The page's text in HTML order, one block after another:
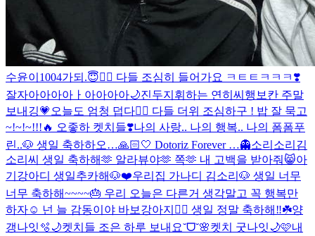
수윤이1004가되.😇❤️‍🔥 다들 조심히 들어가요 ㅋㅌㅌㅋㅋㅋ❣️
잘자아아아아ㅏ아아아아🌙진두지휘하는 연히씨 행보칸 주말
보내깅💗 오늘도 엄청 덥다❤️‍🔥 다들 더위 조심하구 ! 밥 잘 묵고
~!~!~!!!🔥 오좋하 켓치들❣️나의 사랑.. 나의 행복.. 나의 폼폼푸
린..🐶 생일 축하하오…🙏🏻🤍 Dotoriz Forever …👻소리소리김
소리씨 생일 축하해🫶 알라뷰야🫶 쪽🫶 내 고백을 받아줘😸아
기강아디 생일추카해🐶❤️우리집 가나디 김소리🐶 생일 너무
너무 축하해~~~~🎂 우리 오늘은 다른거 생각말고 꼭 행복만
하자☺️ 넌 늘 감동이야 바보강아지❤️‍🔥 생일 정말 축하해‼️☘️양
갱나잇🫧🌙켓치들 조은 하루 보내요˘ᗜ˘🌸켓치 굿나잇🌙🩷내